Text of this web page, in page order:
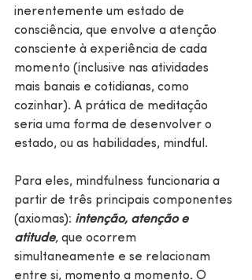
inerentemente um estado de
consciência, que envolve a atenção
consciente à experiência de cada
momento (inclusive nas atividades
mais banais e cotidianas, como
cozinhar). A prática de meditação
seria uma forma de desenvolver o
estado, ou as habilidades, mindful.
Para eles, mindfulness funcionaria a
partir de três principais componentes
(axiomas): intenção, atenção e
atitude, que ocorrem
simultaneamente e se relacionam
entre si, momento a momento. O